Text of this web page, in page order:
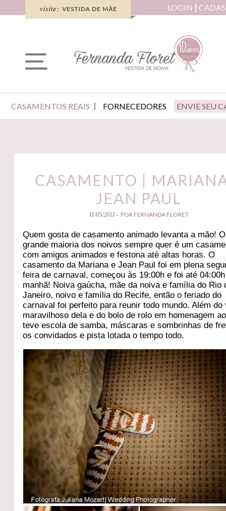
LOGIN
CASAMENTOS REAIS FORNECEDORES ENVIE SEU
CASAMENTO |
JEAN PAUL
11/05/2011 - POR FERNANDA FLORET
Quem gosta de casamento animado levanta a mão!
grande maioria dos noivos sempre quer é um
com amigos animados e festona até altas horas. O
casamento da Mariana e Jean Paul foi em plena
feira de carnaval, começou às 19:00h e foi até
manhã! Noiva gaúcha, mãe da noiva e família do Rio
Janeiro, noivo e família do Recife, então o feriado do
carnaval foi perfeito para reunir todo mundo. Além do
maravilhoso dela e do bolo de rolo em homenagem
teve escola de samba, máscaras e sombrinhas de
os convidados e pista lotada o tempo todo.